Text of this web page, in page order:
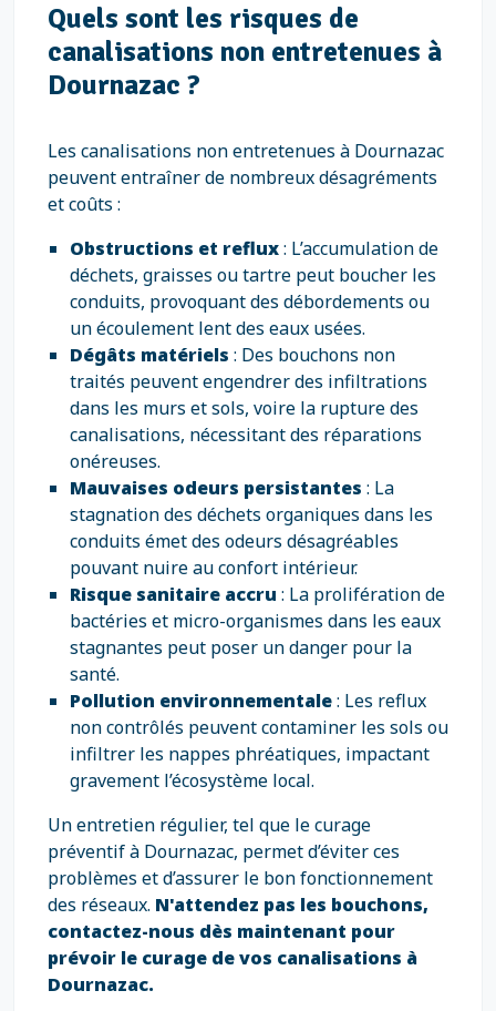
Quels sont les risques de
canalisations non entretenues à
Dournazac ?
Les canalisations non entretenues à Dournazac
peuvent entraîner de nombreux désagréments
et coûts :
Obstructions et reflux: L’accumulation de
déchets, graisses ou tartre peut boucher les
conduits, provoquant des débordements ou
un écoulement lent des eaux usées.
Dégâts matériels : Des bouchons non
traités peuvent engendrer des infiltrations
dans les murs et sols, voire la rupture des
canalisations, nécessitant des réparations
onéreuses.
Mauvaises odeurs persistantes : La
stagnation des déchets organiques dans les
conduits émet des odeurs désagréables
pouvant nuire au confort intérieur.
Risque sanitaire accru : La prolifération de
bactéries et micro-organismes dans les eaux
stagnantes peut poser un danger pour la
santé.
Pollution environnementale: Les reflux
non contrôlés peuvent contaminer les sols ou
infiltrer les nappes phréatiques, impactant
gravement l’écosystème local.
Un entretien régulier, tel que le curage
préventif à Dournazac, permet d’éviter ces
problèmes et d’assurer le bon fonctionnement
des réseaux. N'attendez pas les bouchons,
contactez-nous dès maintenant pour
prévoir le curage de vos canalisations à
Dournazac.